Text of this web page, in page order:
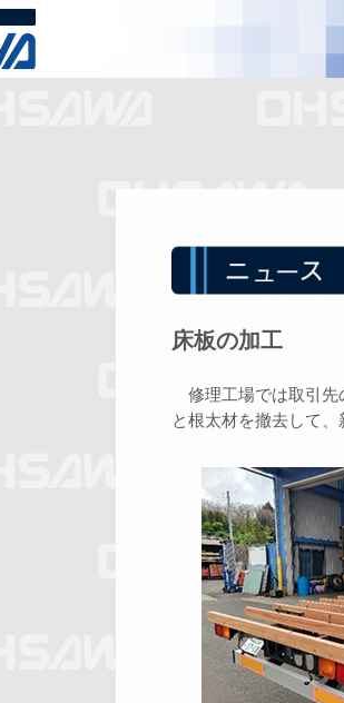
床板の加工
修理工場では取引先
と根太材を撤去して、